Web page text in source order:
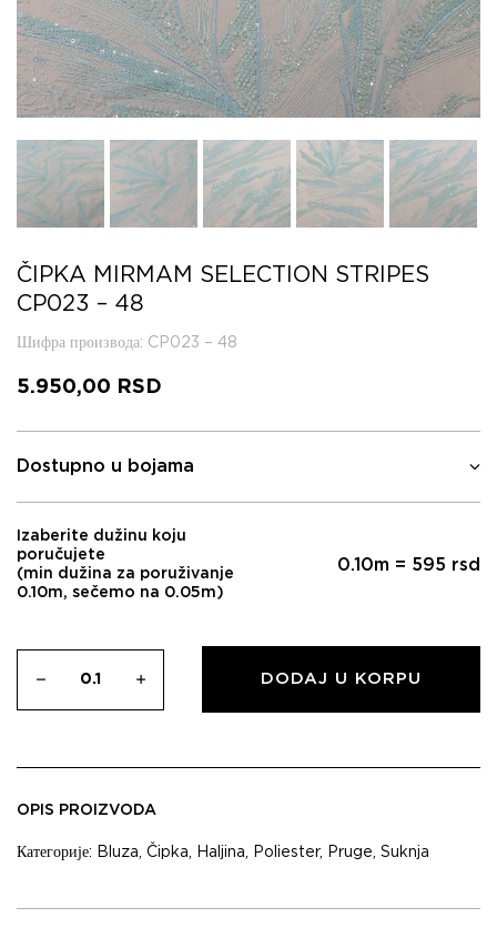
ČIPKA MIRMAM SELECTION STRIPES
CP023 – 48
Шифра производа: CP023 – 48
5.950,00 RSD
Dostupno u bojama
Izaberite dužinu koju
poručujete
(min dužina za poruživanje
0.10m, sečemo na 0.05m)
0.10m = 595 rsd
DODAJ U KORPU
OPIS PROIZVODA
Категорије: Bluza, Čipka, Haljina, Poliester, Pruge, Suknja